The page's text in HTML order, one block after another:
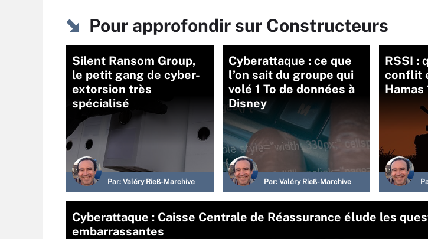
Pour approfondir sur Constructeurs
Silent Ransom Group,
le petit gang de cyber-
extorsion très
spécialisé
Par: Valéry Rieß-Marchive
Cyberattaque : ce que
l’on sait du groupe qui
volé 1 To de données à
Disney
Par: Valéry Rieß-Marchive
RSSI :
conflit
Hamas
Cyberattaque : Caisse Centrale de Réassurance élude les
embarrassantes